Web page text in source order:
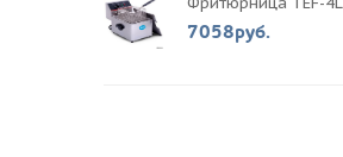
7058руб.